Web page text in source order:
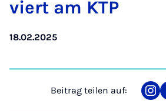
viert am KTP
18.02.2025
Beitrag teilen auf: